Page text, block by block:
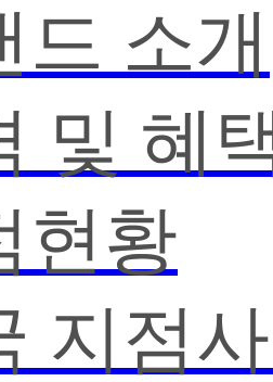
드 소개
및 혜
현황
지점